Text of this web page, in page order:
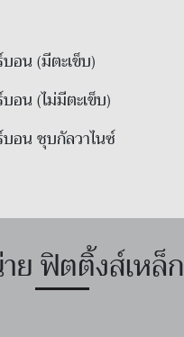
อน (มีตะเข็บ)
อน (ไม่มีตะเข็บ)
อน ชุบกัลวาไนซ์
ย ฟิตติ้งส์เหล็ก